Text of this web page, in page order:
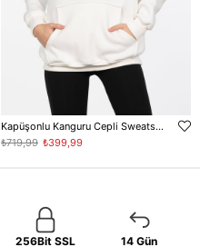
Kapüşonlu Kanguru Cepli Sweatshirt - Ekru
₺399,99
₺719,99
256Bit SSL
14 Gün